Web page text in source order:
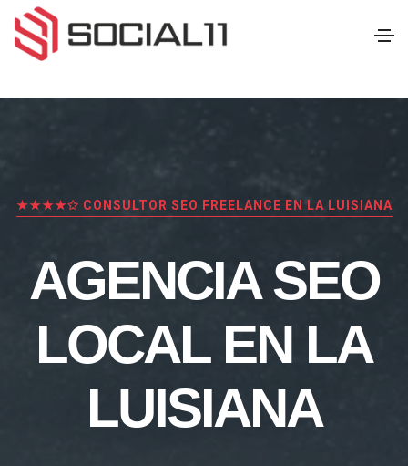
★★★★✩ CONSULTOR SEO FREELANCE EN LA LUISIANA
AGENCIA SEO
LOCAL EN LA
LUISIANA